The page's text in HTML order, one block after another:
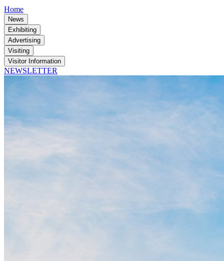
Home
News
Exhibiting
Advertising
Visiting
Visitor Information
NEWSLETTER